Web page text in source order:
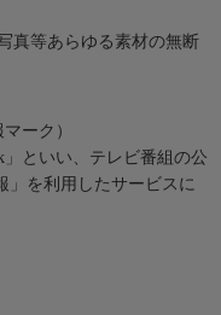
真等あらゆる素材の無断
ーク）
」といい、テレビ番組の公
」を利用したサービスに